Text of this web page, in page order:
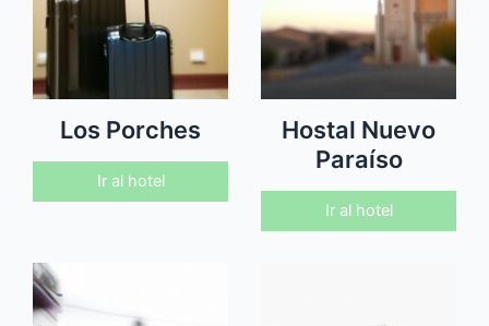
Los Porches
Ir al hotel
Hostal Nuevo
Paraíso
Ir al hotel